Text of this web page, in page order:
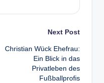
Next Post
Christian Wück Ehefrau:
Ein Blick in das
Privatleben des
Fußballprofis